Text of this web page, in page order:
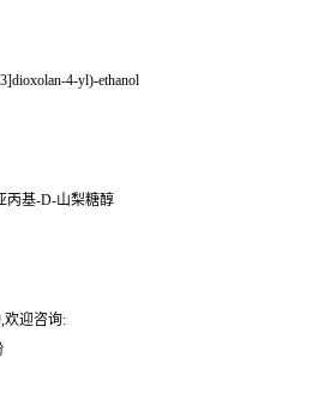
4-yl)-ethanol
丙基-D-山梨糖醇
欢迎咨询: